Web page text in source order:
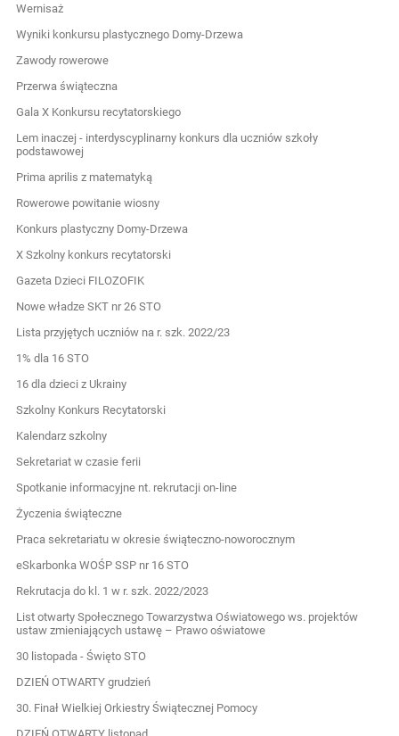
Wernisaż
Wyniki konkursu plastycznego Domy-Drzewa
Zawody rowerowe
Przerwa świąteczna
Gala X Konkursu recytatorskiego
Lem inaczej - interdyscyplinarny konkurs dla uczniów szkoły
podstawowej
Prima aprilis z matematyką
Rowerowe powitanie wiosny
Konkurs plastyczny Domy-Drzewa
X Szkolny konkurs recytatorski
Gazeta Dzieci FILOZOFIK
Nowe władze SKT nr 26 STO
Lista przyjętych uczniów na r. szk. 2022/23
1% dla 16 STO
16 dla dzieci z Ukrainy
Szkolny Konkurs Recytatorski
Kalendarz szkolny
Sekretariat w czasie ferii
Spotkanie informacyjne nt. rekrutacji on-line
Życzenia świąteczne
Praca sekretariatu w okresie świąteczno-noworocznym
eSkarbonka WOŚP SSP nr 16 STO
Rekrutacja do kl. 1 w r. szk. 2022/2023
List otwarty Społecznego Towarzystwa Oświatowego ws. projektów
ustaw zmieniających ustawę – Prawo oświatowe
30 listopada - Święto STO
DZIEŃ OTWARTY grudzień
30. Finał Wielkiej Orkiestry Świątecznej Pomocy